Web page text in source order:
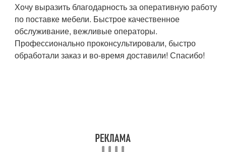
Хочу выразить благодарность за оперативную работу
по поставке мебели. Быстрое качественное
обслуживание, вежливые операторы.
Профессионально проконсультировали, быстро
обработали заказ и во-время доставили! Спасибо!